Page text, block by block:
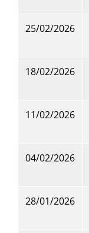
25/02/2026
18/02/2026
11/02/2026
04/02/2026
28/01/2026